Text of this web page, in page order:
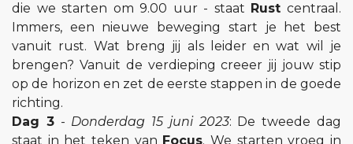
die we starten om 9.00 uur - staat Rust centraal.
Immers, een nieuwe beweging start je het best
vanuit rust. Wat breng jij als leider en wat wil je
brengen? Vanuit de verdieping creeer jij jouw stip
op de horizon en zet de eerste stappen in de goede
richting.
Dag 3- Donderdag 15 juni 2023: De tweede dag
staat in het teken van Focus. We starten vroeg in